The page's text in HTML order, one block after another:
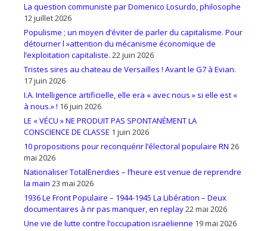
La question communiste par Domenico Losurdo, philosophe
12 juillet 2026
Populisme ; un moyen d’éviter de parler du capitalisme. Pour
détourner l »attention du mécanisme économique de
l’exploitation capitaliste. 22 juin 2026
Tristes sires au chateau de Versailles ! Avant le G7 à Evian.
17 juin 2026
I.A. Intelligence artificielle, elle era « avec nous » si elle est «
à nous.» ! 16 juin 2026
LE « VÉCU » NE PRODUIT PAS SPONTANÉMENT LA
CONSCIENCE DE CLASSE 1 juin 2026
10 propositions pour reconquérir l’électoral populaire RN 26
mai 2026
Nationaliser TotalEnerdies – l’heure est venue de reprendre
la main 23 mai 2026
1936 Le Front Populaire – 1944-1945 La Libération – Deux
documentaires à nr pas manquer, en replay22 mai 2026
Une vie de lutte contre l’occupation israëlienne 19 mai 2026